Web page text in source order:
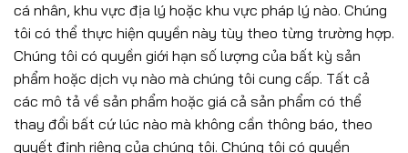
cá nhân, khu vực địa lý hoặc khu vực pháp lý nào. Chúng
tôi có thể thực hiện quyền này tùy theo từng trường hợp.
Chúng tôi có quyền giới hạn số lượng của bất kỳ sản
phẩm hoặc dịch vụ nào mà chúng tôi cung cấp. Tất cả
các mô tả về sản phẩm hoặc giá cả sản phẩm có thể
thay đổi bất cứ lúc nào mà không cần thông báo, theo
quyết định riêng của chúng tôi. Chúng tôi có quyền